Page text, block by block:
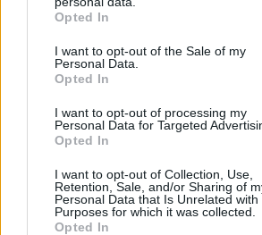
grant or deny consent to Google and its
use your data for below specified
consent section.
Opted In
I want to opt-out of the Sale of my
Personal Data.
Opted In
I want to opt-out of processing my
Personal Data for Targeted
Opted In
I want to opt-out of Collection, Use,
Retention, Sale, and/or Sharing of
Personal Data that Is Unrelated with
Purposes for which it was collected.
Opted In
Cut The Rope Northern
ΔΕΙΤΕ ΟΛΑ ΤΑ GAMES